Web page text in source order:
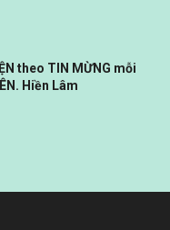
theo TIN MỪNG mỗi
Hiền Lâm